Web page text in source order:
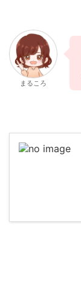
まるころ